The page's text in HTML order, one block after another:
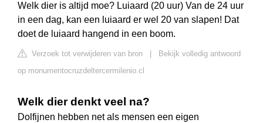
Welk dier is altijd moe? Luiaard (20 uur) Van de 24 uur
in een dag, kan een luiaard er wel 20 van slapen! Dat
doet de luiaard hangend in een boom.
Verzoek tot verwijderen van bron
Bekijk volledig antwoord
op monumentocruzdeltercermilenio.cl
Welk dier denkt veel na?
Dolfijnen hebben net als mensen een eigen